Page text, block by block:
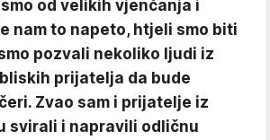
od velikih vjenčanja i
nam to napeto, htjeli smo biti
pozvali nekoliko ljudi iz
prijatelja da bude
Zvao sam i prijatelje iz
svirali i napravili odličnu